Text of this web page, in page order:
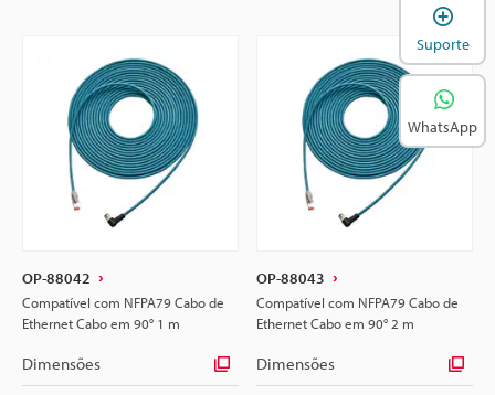
OP-88042
Compatível com NFPA79 Cabo de
Ethernet Cabo em 90° 1 m
Dimensões
OP-88043
Compatível com NFPA79 Cabo de
Ethernet Cabo em 90° 2 m
Dimensões
Suporte
WhatsApp